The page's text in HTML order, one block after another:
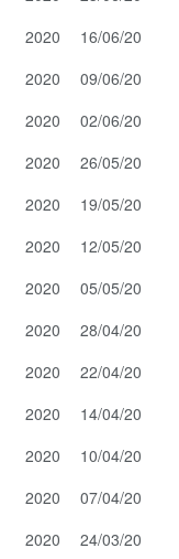
2020
16/06/20
2020
09/06/20
2020
02/06/20
2020
26/05/20
2020
19/05/20
2020
12/05/20
2020
05/05/20
2020
28/04/20
2020
22/04/20
2020
14/04/20
2020
10/04/20
2020
07/04/20
2020
24/03/20